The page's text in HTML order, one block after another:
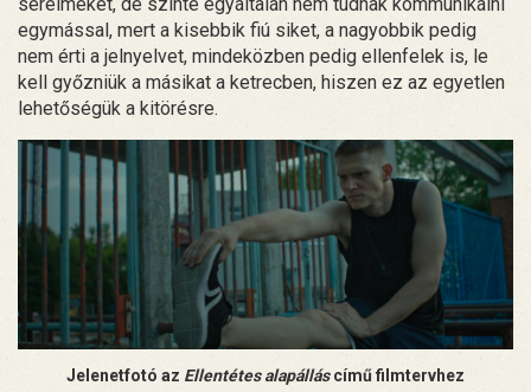
egymással, mert a kisebbik fiú siket, a nagyobbik pedig
nem érti a jelnyelvet, mindeközben pedig ellenfelek is, le
kell győzniük a másikat a ketrecben, hiszen ez az egyetlen
lehetőségük a kitörésre.
Jelenetfotó az Ellentétes alapálláscímű filmtervhez